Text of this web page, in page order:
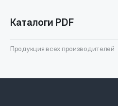
Каталоги PDF
Продукция всех производителей